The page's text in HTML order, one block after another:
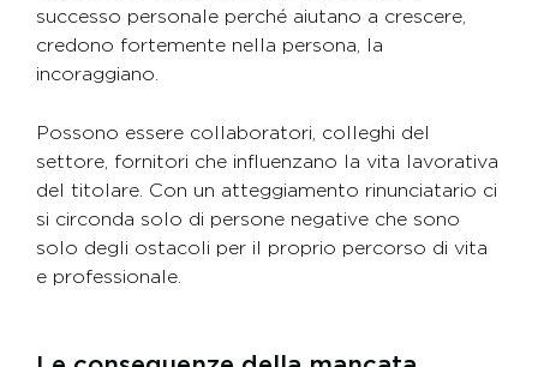
successo personale perché aiutano a crescere,
credono fortemente nella persona, la
incoraggiano.
Possono essere collaboratori, colleghi del
settore, fornitori che influenzano la vita lavorativa
del titolare. Con un atteggiamento rinunciatario ci
si circonda solo di persone negative che sono
solo degli ostacoli per il proprio percorso di vita
e professionale.